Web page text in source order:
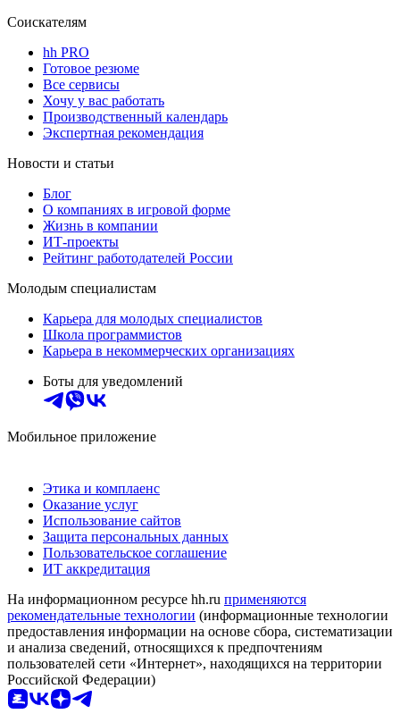
Соискателям
hh PRO
Готовое резюме
Все сервисы
Хочу у вас работать
Производственный календарь
Экспертная рекомендация
Новости и статьи
Блог
О компаниях в игровой форме
Жизнь в компании
ИТ-проекты
Рейтинг работодателей России
Молодым специалистам
Карьера для молодых специалистов
Школа программистов
Карьера в некоммерческих организациях
Боты для уведомлений
Мобильное приложение
Этика и комплаенс
Оказание услуг
Использование сайтов
Защита персональных данных
Пользовательское соглашение
ИТ аккредитация
На информационном ресурсе hh.ru применяются
рекомендательные технологии (информационные технологии
предоставления информации на основе сбора, систематизации
и анализа сведений, относящихся к предпочтениям
пользователей сети «Интернет», находящихся на территории
Российской Федерации)